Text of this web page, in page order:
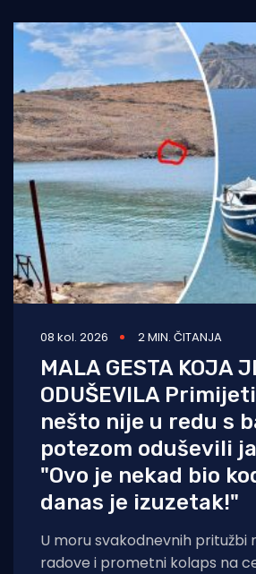
08 kol. 2026 2 MIN. ČITANJA
MALA GESTA KOJA
ODUŠEVILA
nešto nije u redu s
potezom oduševili
"Ovo je nekad bio
danas je izuzetak!"
U moru svakodnevnih pritužbi
radove i prometni kolaps na